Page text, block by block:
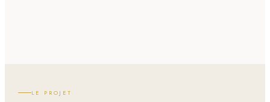
LE PROJET